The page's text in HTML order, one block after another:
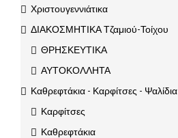
Χριστουγεννιάτικα
ΔΙΑΚΟΣΜΗΤΙΚΑ Τζαμιού-Τοίχου
ΘΡΗΣΚΕΥΤΙΚΑ
ΑΥΤΟΚΟΛΛΗΤΑ
Καθρεφτάκια - Καρφίτσες - Ψαλίδια
Καρφίτσες
Καθρεφτάκια